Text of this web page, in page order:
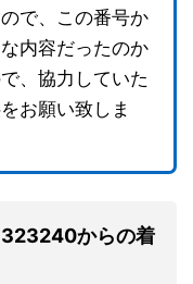
で、この番号か
内容だったのか
、協力していた
お願い致しま
からの着